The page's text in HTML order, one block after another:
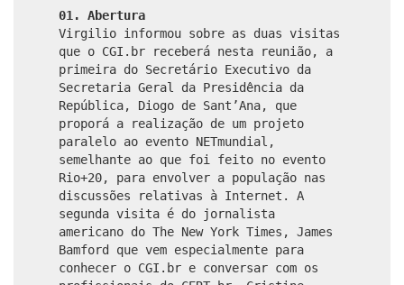
01. Abertura
Virgilio informou sobre as duas visitas
que o CGI.br receberá nesta reunião, a
primeira do Secretário Executivo da
Secretaria Geral da Presidência da
República, Diogo de Sant’Ana, que
proporá a realização de um projeto
paralelo ao evento NETmundial,
semelhante ao que foi feito no evento
Rio+20, para envolver a população nas
discussões relativas à Internet. A
segunda visita é do jornalista
americano do The New York Times, James
Bamford que vem especialmente para
conhecer o CGI.br e conversar com os